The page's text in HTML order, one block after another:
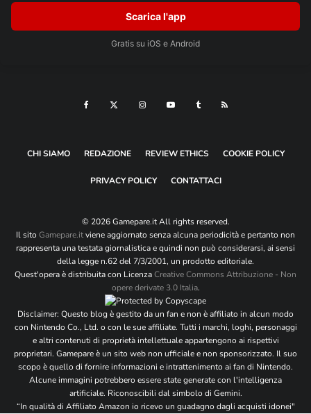
Sito web
Scarica l'app
Gratis su iOS e Android
CHI SIAMO REDAZIONE REVIEW ETHICS COOKIE POLICY
PRIVACY POLICY CONTATTACI
© 2026 Gamepare.it All rights reserved.
Il sito Gamepare.itviene aggiornato senza alcuna periodicità e pertanto non
rappresenta una testata giornalistica e quindi non può considerarsi, ai sensi
della legge n.62 del 7/3/2001, un prodotto editoriale.
Quest'opera è distribuita con LicenzaCreative Commons Attribuzione - Non
opere derivate 3.0 Italia.
Disclaimer: Questo blog è gestito da un fan e non è affiliato in alcun modo
con Nintendo Co., Ltd. o con le sue affiliate. Tutti i marchi, loghi, personaggi
e altri contenuti di proprietà intellettuale appartengono ai rispettivi
proprietari. Gamepare è un sito web non ufficiale e non sponsorizzato. Il suo
scopo è quello di fornire informazioni e intrattenimento ai fan di Nintendo.
Alcune immagini potrebbero essere state generate con l'intelligenza
artificiale. Riconoscibili dal simbolo di Gemini.
“In qualità di Affiliato Amazon io ricevo un guadagno dagli acquisti idonei"